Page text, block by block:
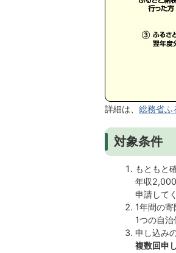
詳細は、 総務省ふ
対象条件
もともと
年収
申請して
1年間の
1つの自治
申し込み
複数回申